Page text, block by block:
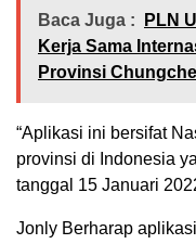
Baca Juga :
PLN
Kerja Sama
Provinsi
“Aplikasi ini bersifat
provinsi di Indonesia
tanggal 15 Januari
Jonly Berharap